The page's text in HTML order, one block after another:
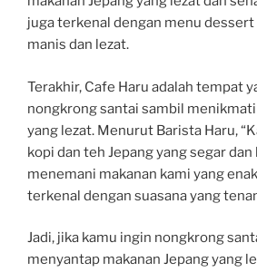
juga terkenal dengan menu
manis dan lezat.
Terakhir, Cafe Haru adalah tempat
nongkrong santai sambil menikmati
yang lezat. Menurut Barista Haru,
kopi dan teh Jepang yang segar
menemani makanan kami yang
terkenal dengan suasana yang
Jadi, jika kamu ingin nongkrong
menyantap makanan Jepang yang